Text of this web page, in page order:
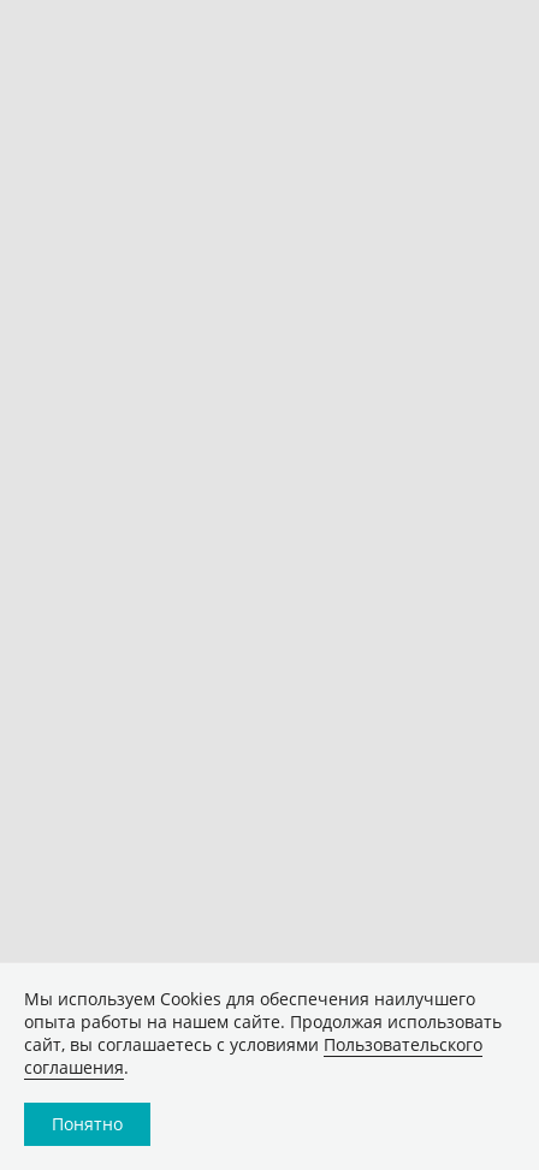
Мы используем Сookies для обеспечения наилучшего
опыта работы на нашем сайте. Продолжая использовать
сайт, вы соглашаетесь с условиями Пользовательского
соглашения.
Понятно